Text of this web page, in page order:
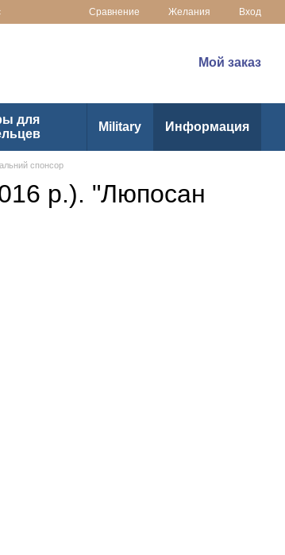
Сравнение Желания Вход
Мой заказ
для
Military Информация
спонсор
р.). "Люпосан